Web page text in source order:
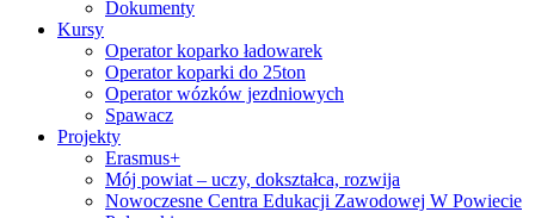
Dokumenty
Kursy
Operator koparko ładowarek
Operator koparki do 25ton
Operator wózków jezdniowych
Spawacz
Projekty
Erasmus+
Mój powiat – uczy, dokształca, rozwija
Nowoczesne Centra Edukacji Zawodowej W Powiecie